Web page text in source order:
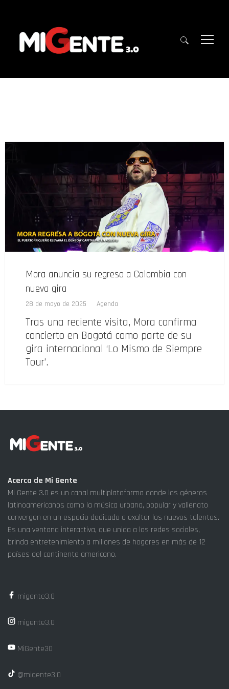
Mora anuncia su regreso a Colombia con
nueva gira
28 de mayo de 2025 Agenda
Tras una reciente visita, Mora confirma
concierto en Bogotá como parte de su
gira internacional ‘Lo Mismo de Siempre
Tour’.
Acerca de Mi Gente
Mi Gente 3.0 es un canal multiplataforma donde los géneros
latinoamericanos como la música urbana, popular y vallenato
convergen en un espacio dedicado a exaltar los nuevos talentos.
Es una ventana interactiva, que unida a las redes sociales,
brinda entretenimiento a millones de hogares en más de 12
países del continente americano.
migente3.0
migente3.0
MiGente30
@migente3.0